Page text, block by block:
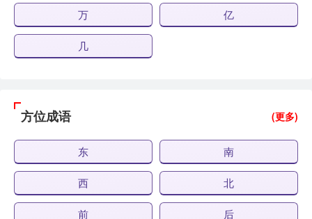
万 亿
几
方位成语 (更多)
东 南
西 北
前 后